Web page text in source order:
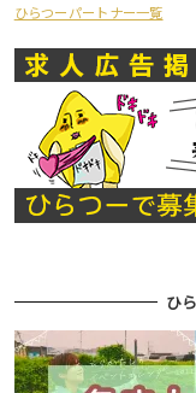
ひらつーパートナー一覧
ひ